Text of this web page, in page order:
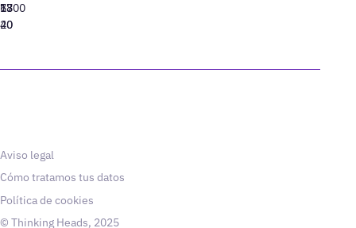
77
40
13
20
6800
Aviso legal
Cómo tratamos tus datos
Política de cookies
© Thinking Heads, 2025